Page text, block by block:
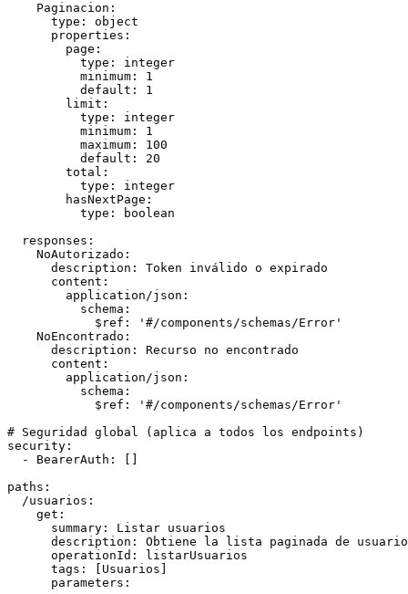
    Paginacion:
      type: object
      properties:
        page:
          type: integer
          minimum: 1
          default: 1
        limit:
          type: integer
          minimum: 1
          maximum: 100
          default: 20
        total:
          type: integer
        hasNextPage:
          type: boolean
  responses:
    NoAutorizado:
      description: Token inválido o expirado
      content:
        application/json:
          schema:
            $ref: '#/components/schemas/Error'
    NoEncontrado:
      description: Recurso no encontrado
      content:
        application/json:
          schema:
            $ref: '#/components/schemas/Error'
# Seguridad global (aplica a todos los endpoints)
security:
  - BearerAuth: []
paths:
  /usuarios:
    get:
      summary: Listar usuarios
description: Obtiene la lista paginada de
      operationId: listarUsuarios
      tags: [Usuarios]
      parameters: